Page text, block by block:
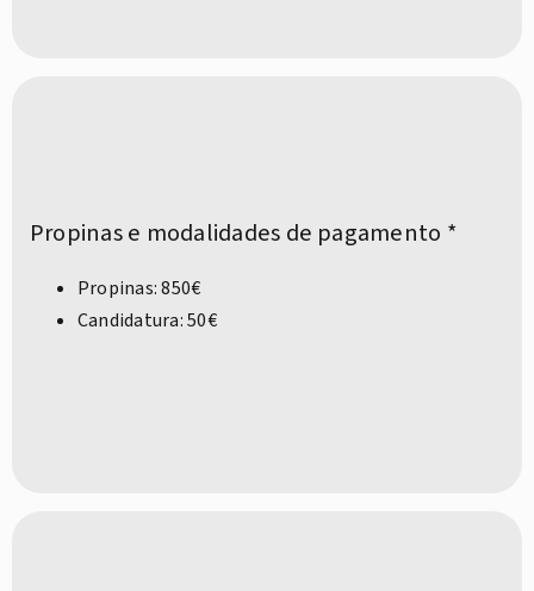
Propinas e modalidades de pagamento *
Propinas: 850€
Candidatura: 50€